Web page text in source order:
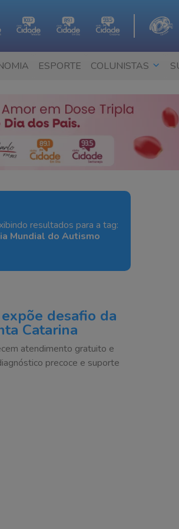
ESPORTE COLUNISTAS
resultados para a tag:
Mundial do Autismo
desafio da
Catarina
atendimento gratuito e
precoce e suporte